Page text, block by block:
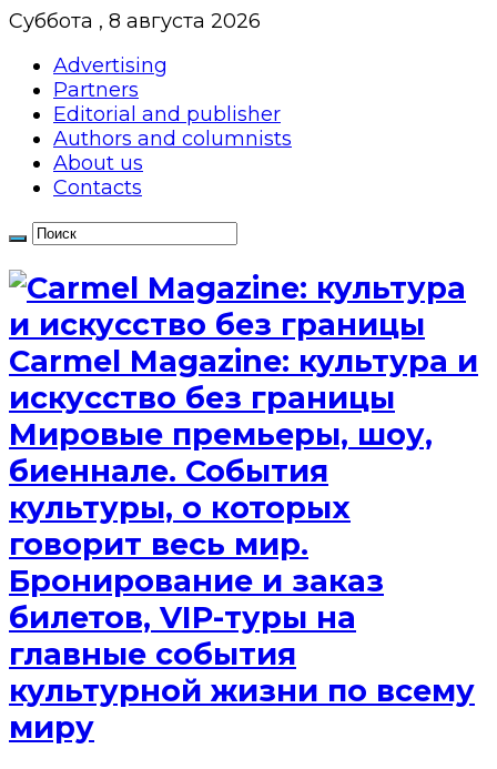
Суббота , 8 августа 2026
Advertising
Partners
Editorial and publisher
Authors and columnists
About us
Contacts
Сarmel Magazine: культура и
искусство без границы
Мировые премьеры, шоу,
биеннале. События
культуры, о которых
говорит весь мир.
Бронирование и заказ
билетов, VIP-туры на
главные события
культурной жизни по всему
миру